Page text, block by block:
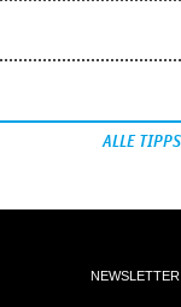
ALLE TIPPS
NEWSLETTER